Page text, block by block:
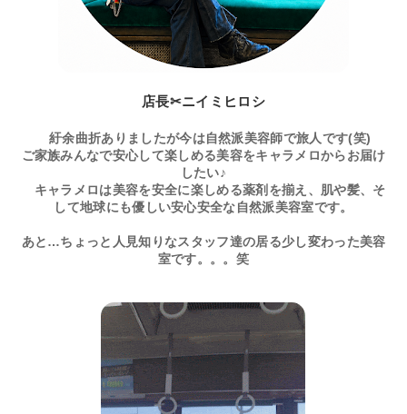
店長✂ニイミヒロシ
紆余曲折ありましたが今は自然派美容師で旅人です(笑)
ご家族みんなで安心して楽しめる美容をキャラメロからお届け
したい♪
キャラメロは美容を安全に楽しめる薬剤を揃え、肌や髪、そ
して地球にも優しい安心安全な自然派美容室です。
あと…ちょっと人見知りなスタッフ達の居る少し変わった美容
室です。。。笑